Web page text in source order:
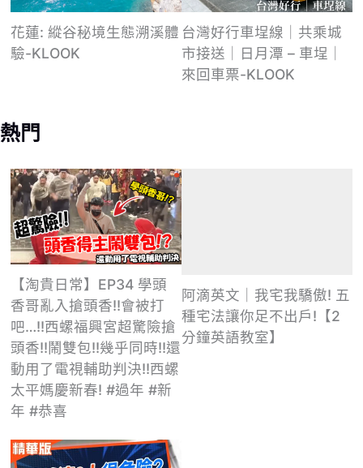
花蓮: 縱谷秘境生態溯溪體
驗-KLOOK
台灣好行車埕線｜共乘城
市接送｜日月潭 – 車埕｜
來回車票-KLOOK
熱門
【淘貴日常】EP34 學頭
香哥亂入搶頭香!!會被打
吧…!!西螺福興宮超驚險搶
頭香!!鬧雙包!!幾乎同時!!還
動用了電視輔助判決!!西螺
太平媽慶新春! #過年 #新
年 #恭喜
阿滴英文｜我宅我驕傲! 五
種宅法讓你足不出戶!【2
分鐘英語教室】